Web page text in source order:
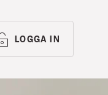
LOGGA IN